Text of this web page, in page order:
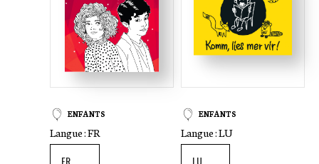
ENFANTS
Langue :FR
ENFANTS
Langue :LU